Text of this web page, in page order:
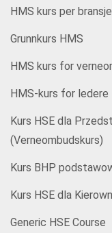
HMS kurs per bransje
Grunnkurs HMS
HMS kurs for
HMS-kurs for ledere
Kurs HSE dla
(Verneombudskurs)
Kurs BHP
Kurs HSE dla
Generic HSE Course